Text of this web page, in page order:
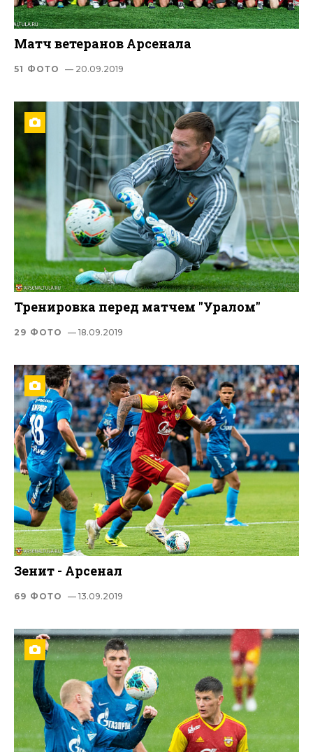
Матч ветеранов Арсенала
51 ФОТО — 20.09.2019
Тренировка перед матчем "Уралом"
29 ФОТО — 18.09.2019
Зенит - Арсенал
69 ФОТО — 13.09.2019